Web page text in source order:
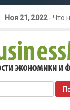
Ноя 21, 2022- Что
для открытия
Окт 26, 2022-
amoCRM: лучшие